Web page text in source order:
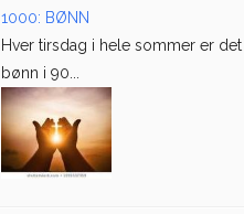
1000: BØNN
Hver tirsdag i hele sommer er det
bønn i 90...